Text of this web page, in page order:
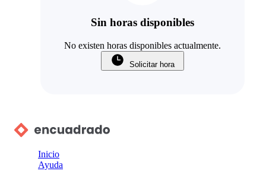
Sin horas disponibles
No existen horas disponibles actualmente.
Solicitar hora
Inicio
Ayuda